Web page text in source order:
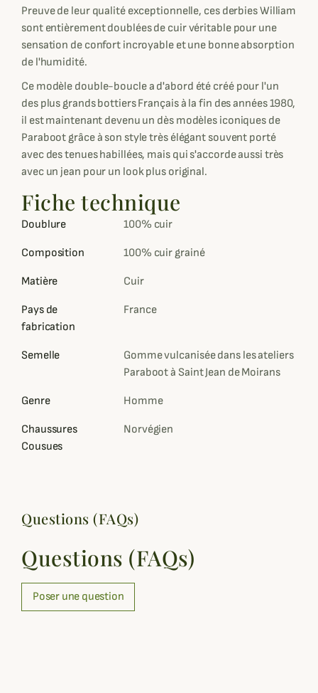
Preuve de leur qualité exceptionnelle, ces derbies William
sont entièrement doublées de cuir véritable pour une
sensation de confort incroyable et une bonne absorption
de l'humidité.
Ce modèle double-boucle a d'abord été créé pour l'un
des plus grands bottiers Français à la fin des années 1980,
il est maintenant devenu un dès modèles iconiques de
Paraboot grâce à son style très élégant souvent porté
avec des tenues habillées, mais qui s'accorde aussi très
avec un jean pour un look plus original.
Fiche technique
Doublure 100% cuir
Composition 100% cuir grainé
Matière Cuir
Pays de
fabrication
France
Semelle
Gomme vulcanisée dans les ateliers
Paraboot à Saint Jean de Moirans
Genre Homme
Chaussures
Cousues
Norvégien
Questions (FAQs)
Questions (FAQs)
Poser une question